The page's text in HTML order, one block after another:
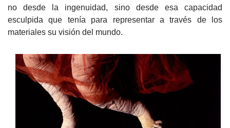
no desde la ingenuidad, sino desde esa capacidad
esculpida que tenía para representar a través de los
materiales su visión del mundo.